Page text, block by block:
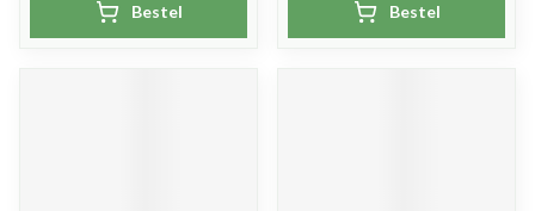
Bestel Bestel